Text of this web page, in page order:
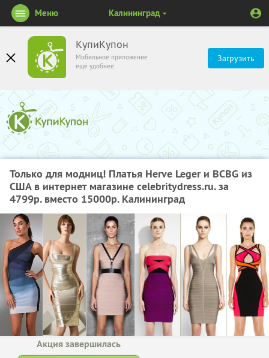
КупиКупон
Мобильное приложение
ещё удобнее
Загрузить
Меню Калининград
Только для модниц! Платья Herve Leger и BCBG из
США в интернет магазине celebritydress.ru. за
4799р. вместо 15000р. Калининград
Акция завершилась